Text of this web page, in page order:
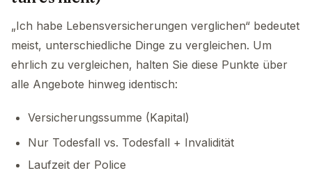
„Ich habe Lebensversicherungen verglichen“ bedeutet
meist, unterschiedliche Dinge zu vergleichen. Um
ehrlich zu vergleichen, halten Sie diese Punkte über
alle Angebote hinweg identisch:
Versicherungssumme (Kapital)
Nur Todesfall vs. Todesfall + Invalidität
Laufzeit der Police